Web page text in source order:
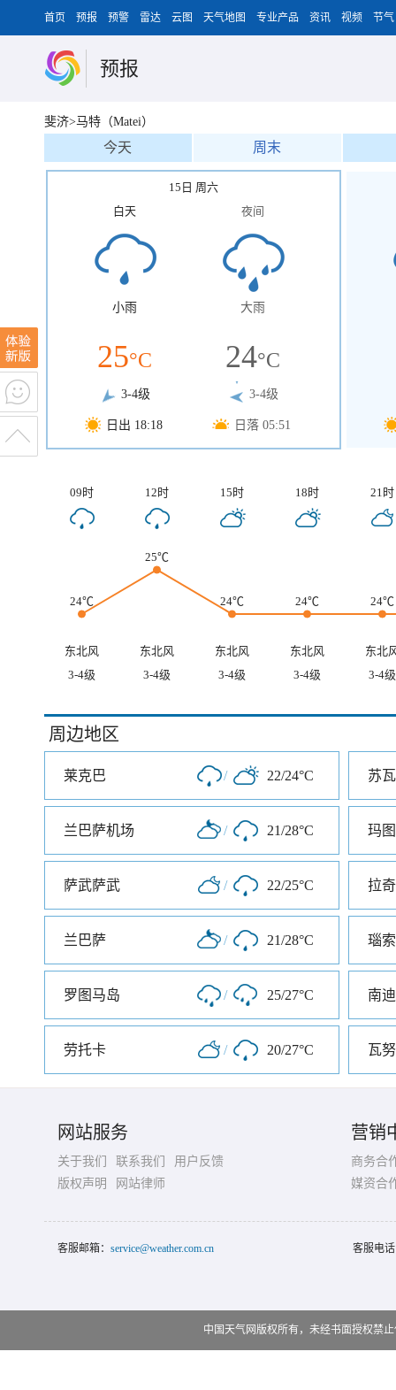
首页 预报 预警 雷达 云图 天气地图 专业产品 资讯 视频 节气
预报
斐济>马特（Matei）
今天 周末
15日 周六
白天
小雨
25°C
3-4级
日出 18:18
夜间
大雨
24°C
3-4级
日落 05:51
09时 12时 15时 18时 21时
24℃
25℃
24℃ 24℃ 24℃
东北风 东北风 东北风 东北风
东北
3-4级
3-4级 3-4级 3-4级 3-4级
周边地区
莱克巴 / 22/24°C 苏瓦
兰巴萨机场 / 21/28°C 玛
萨武萨武 / 22/25°C 拉
兰巴萨 / 21/28°C 瑙
罗图马岛 / 25/27°C 南
劳托卡 / 20/27°C 瓦
网站服务
关于我们 联系我们
用户反馈
版权声明
网站律师
营销
商务合
媒资合
客服邮箱： service@weather.com.cn 客服电
中国天气网版权所有，未经书面授权